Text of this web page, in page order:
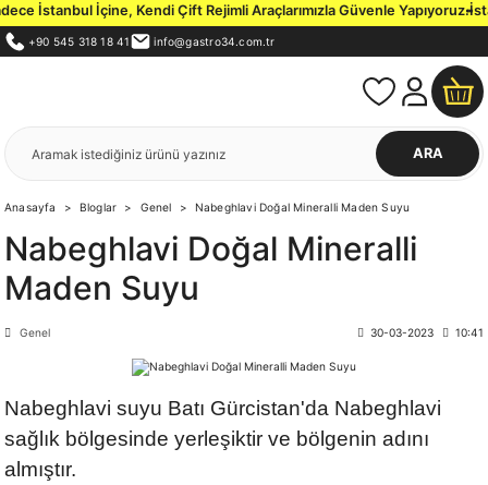
İstanbul İçine, Kendi Çift Rejimli Araçlarımızla Güvenle Yapıyoruz.
+90 545 318 18 41 info@gastro34.com.tr
ARA
Anasayfa Bloglar Genel Nabeghlavi Doğal Mineralli Maden Suyu
Nabeghlavi Doğal Mineralli
Maden Suyu
Genel 30-03-2023 10:41
Nabeghlavi suyu Batı Gürcistan'da Nabeghlavi
sağlık bölgesinde yerleşiktir ve bölgenin adını
almıştır.